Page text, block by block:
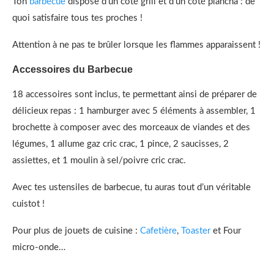
quoi satisfaire tous tes proches !
Attention à ne pas te brûler lorsque les flammes apparaissent !
Accessoires du Barbecue
18 accessoires sont inclus, te permettant ainsi de préparer de
délicieux repas : 1 hamburger avec 5 éléments à assembler, 1
brochette à composer avec des morceaux de viandes et des
légumes, 1 allume gaz cric crac, 1 pince, 2 saucisses, 2
assiettes, et 1 moulin à sel/poivre cric crac.
Avec tes ustensiles de barbecue, tu auras tout d’un véritable
cuistot !
Pour plus de jouets de cuisine : Cafetière, Toasteret Four
micro-onde…